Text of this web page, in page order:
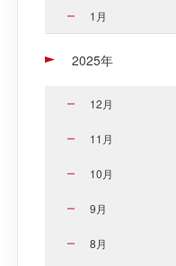
1月
2025年
12月
11月
10月
9月
8月